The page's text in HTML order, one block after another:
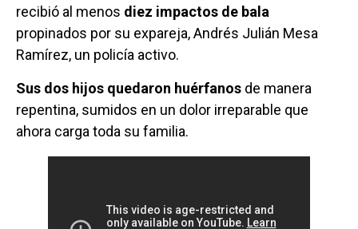
recibió al menos diez impactos de bala
propinados por su expareja, Andrés Julián Mesa
Ramírez, un policía activo.
Sus dos hijos quedaron huérfanos de manera
repentina, sumidos en un dolor irreparable que
ahora carga toda su familia.